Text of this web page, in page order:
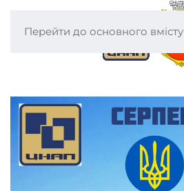
Перейти до основного вмісту